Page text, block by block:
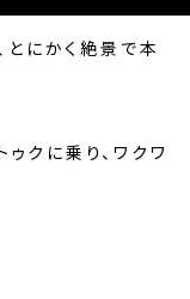
とにかく絶景で本
クに乗り、ワクワ